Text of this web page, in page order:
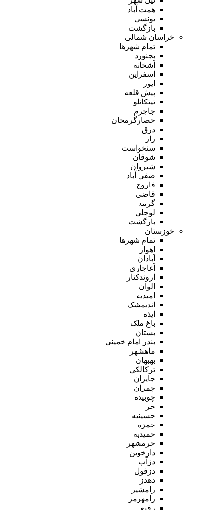
همت آباد
یونسی
بازگشت
خراسان شمالی
تمام شهر‌ها
بجنورد
آشخانه
اسفراین
ایور
پیش قلعه
تیتکانلو
جاجرم
حصارگرمخان
درق
راز
سنخواست
شوقان
شیروان
صفی آباد
فاروج
قاضی
گرمه
لوجلی
بازگشت
خوزستان
تمام شهر‌ها
اهواز
آبادان
آغاجاری
اروندکنار
الوان
امیدیه
اندیمشک
ایذه
باغ ملک
بستان
بندر امام خمینی
ماهشهر
بهبهان
ترکالکی
جایزان
چمران
چوبیده
حر
حسینیه
حمزه
حمیدیه
خرمشهر
دارخوین
دزآب
دزفول
دهدز
رامشیر
رامهرمز
رفیع